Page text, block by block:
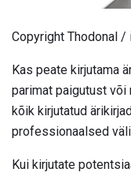
Copyright Thodonal
Kas peate kirjutama
parimat paigutust või
kõik kirjutatud
professionaalsed
Kui kirjutate